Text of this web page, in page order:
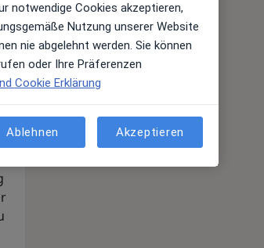
notwendige Cookies akzeptieren,
Nutzung unserer Website
nie abgelehnt werden. Sie können
oder Ihre Präferenzen
Cookie Erklärung
Ablehnen Akzeptieren